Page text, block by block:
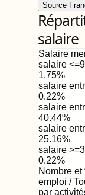
Source
salaire
Salaire
salaire
1.75%
salaire
0.22%
salaire
40.44%
salaire
25.16%
salaire
0.22%
Nombre
emploi /
par